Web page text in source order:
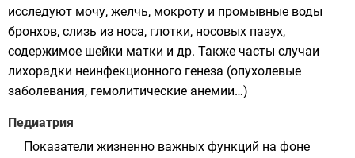
исследуют мочу, желчь, мокроту и промывные воды
бронхов, слизь из носа, глотки, носовых пазух,
содержимое шейки матки и др. Также часты случаи
лихорадки неинфекционного генеза (опухолевые
заболевания, гемолитические анемии…)
Педиатрия
Показатели жизненно важных функций на фоне